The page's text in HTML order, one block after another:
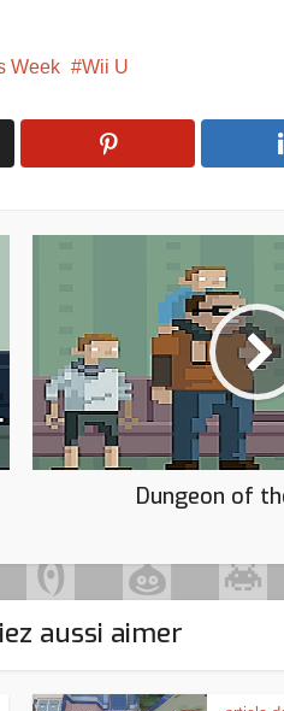
Week Wii U
Dungeon of
aussi aimer